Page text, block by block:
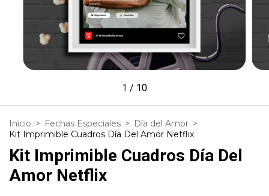
1 / 10
Inicio > Fechas Especiales > Día del Amor >
Kit Imprimible Cuadros Día Del Amor Netflix
Kit Imprimible Cuadros Día Del
Amor Netflix